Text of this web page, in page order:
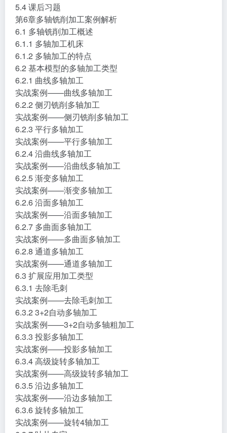
实战案例——优化动态粗切
5.4 课后习题
第6章多轴铣削加工案例解析
6.1 多轴铣削加工概述
6.1.1 多轴加工机床
6.1.2 多轴加工的特点
6.2 基本模型的多轴加工类型
6.2.1 曲线多轴加工
实战案例——曲线多轴加工
6.2.2 侧刃铣削多轴加工
实战案例——侧刃铣削多轴加工
6.2.3 平行多轴加工
实战案例——平行多轴加工
6.2.4 沿曲线多轴加工
实战案例——沿曲线多轴加工
6.2.5 渐变多轴加工
实战案例——渐变多轴加工
6.2.6 沿面多轴加工
实战案例——沿面多轴加工
6.2.7 多曲面多轴加工
实战案例——多曲面多轴加工
6.2.8 通道多轴加工
实战案例——通道多轴加工
6.3 扩展应用加工类型
6.3.1 去除毛刺
实战案例——去除毛刺加工
6.3.2 3+2自动多轴加工
实战案例——3+2自动多轴粗加工
6.3.3 投影多轴加工
实战案例——投影多轴加工
6.3.4 高级旋转多轴加工
实战案例——高级旋转多轴加工
6.3.5 沿边多轴加工
实战案例——沿边多轴加工
6.3.6 旋转多轴加工